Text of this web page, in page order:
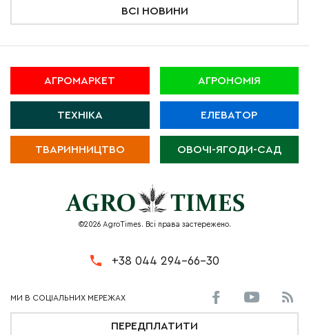
ВСІ НОВИНИ
АГРОМАРКЕТ АГРОНОМІЯ
ТЕХНІКА ЕЛЕВАТОР
ТВАРИННИЦТВО ОВОЧІ-ЯГОДИ-САД
©2026 AgroTimes. Всі права застережено.
+38 044 294-66-30
ПЕРЕДПЛАТИТИ